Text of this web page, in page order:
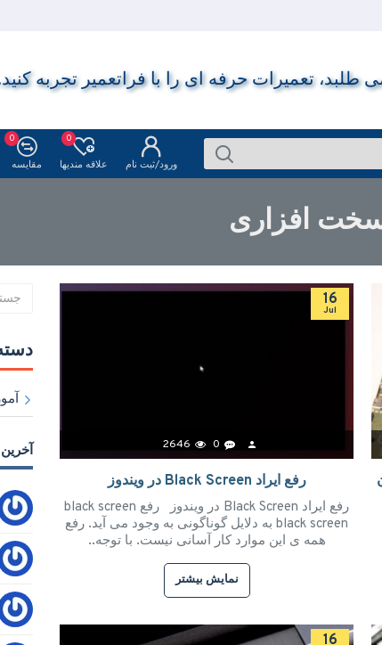
تعمیرات حرفه ای را با فراتعمیر تجربه
ورود/ثبت نام علاقه مندیها
0
مقایسه
0
افزاری
16
Jul
0
2646
رفع ایراد Black Screen در ویندوز
رفع ایراد Black Screen در ویندوز رفع black screen
black screen به دلایل گوناگونی به وجود می آید. رفع
همه ی این موارد کار آسانی نیست. با توجه..
نمایش بیشتر
16